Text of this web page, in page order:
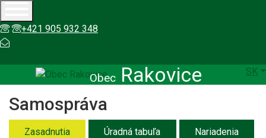
+421337796113
+421 905 932 348
info@rakovice.sk
SK
Obec Rakovice
Samospráva
Zasadnutia Úradná tabuľa Nariadenia